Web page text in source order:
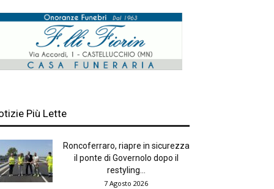
Più Lette
Roncoferraro, riapre in sicurezza
il ponte di Governolo dopo il
restyling...
7 Agosto 2026